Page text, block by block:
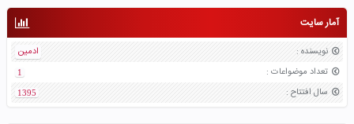
آمار سایت
نویسنده :
ادمین
تعداد موضواعات :
1
سال افتتاح :
1395